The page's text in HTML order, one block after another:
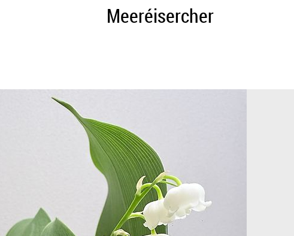
Meeréisercher